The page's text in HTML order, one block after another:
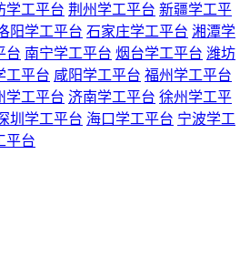
学工平台 荆州学工平台 新疆学工平
阳学工平台 石家庄学工平台 湘潭学
台 南宁学工平台 烟台学工平台 潍坊
工平台 咸阳学工平台 福州学工平台
学工平台 济南学工平台 徐州学工平
圳学工平台 海口学工平台 宁波学工
平台